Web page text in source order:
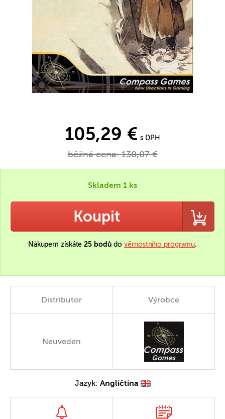
105,29 € s DPH
běžná cena:130,07 €
Skladem 1 ks
Koupit
Nákupem získáte25 bodů dověrnostního programu.
Distributor Výrobce
Neuveden
Jazyk: Angličtina